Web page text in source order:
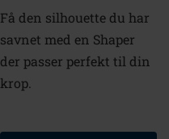
Få den silhouette du har
savnet med en Shaper
der passer perfekt til din
krop.